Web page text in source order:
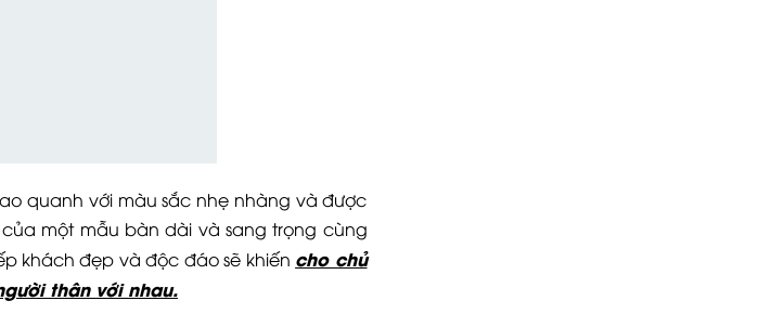
quanh với màu sắc nhẹ nhàng và được
một mẫu bàn dài và sang trọng cùng
khách đẹp và độc đáo sẽ khiến cho chủ
thân với nhau.